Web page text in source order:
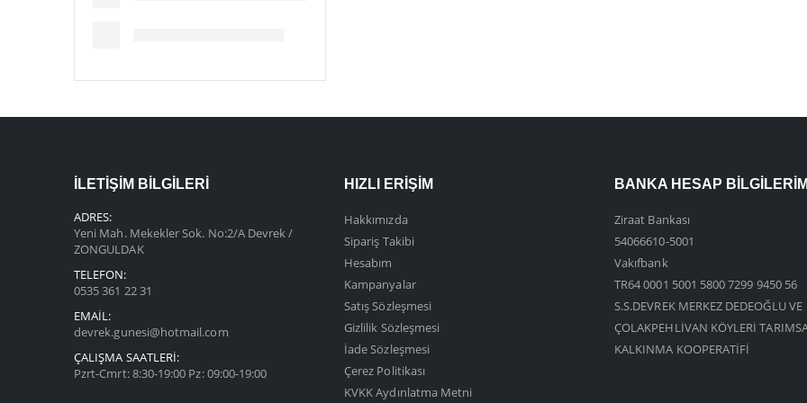
İLETIŞIM BILGILERI
ADRES:
Yeni Mah. Mekekler Sok. No:2/A Devrek /
ZONGULDAK
TELEFON:
0535 361 22 31
EMAIL:
devrek.gunesi@hotmail.com
ÇALIŞMA SAATLERI:
Pzrt-Cmrt: 8:30-19:00 Pz: 09:00-19:00
HIZLI ERIŞIM
Hakkımızda
Sipariş Takibi
Hesabım
Kampanyalar
Satış Sözleşmesi
Gizlilik Sözleşmesi
İade Sözleşmesi
Çerez Politikası
KVKK Aydınlatma Metni
BANKA HESAP
Ziraat Bankası
54066610-5001
Vakıfbank
TR64 0001 5001 5800 7299 9450 56
S.S.DEVREK MERKEZ DEDEOĞLU VE
ÇOLAKPEHLİVAN KÖYLERİ
KALKINMA KOOPERATİFİ